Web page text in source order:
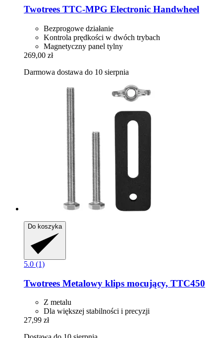
Twotrees TTC-​MPG Electronic Handwheel
Bezprogowe działanie
Kontrola prędkości w dwóch trybach
Magnetyczny panel tylny
269,00 zł
Darmowa dostawa do 10 sierpnia
Do koszyka
5.0 (1)
Twotrees Metalowy klips mocujący, TTC450
Z metalu
Dla większej stabilności i precyzji
27,99 zł